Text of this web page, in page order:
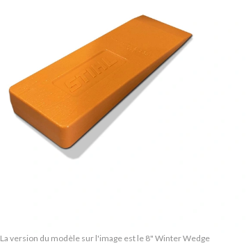
La version du modèle sur l'image est le 8" Winter Wedge